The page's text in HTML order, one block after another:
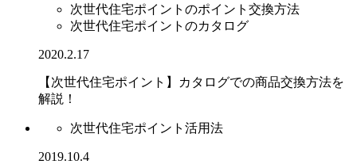
次世代住宅ポイントのポイント交換方法
次世代住宅ポイントのカタログ
2020.2.17
【次世代住宅ポイント】カタログでの商品交換方法を
解説！
次世代住宅ポイント活用法
2019.10.4